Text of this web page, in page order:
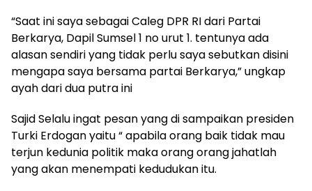
“Saat ini saya sebagai Caleg DPR RI dari Partai
Berkarya, Dapil Sumsel 1 no urut 1. tentunya ada
alasan sendiri yang tidak perlu saya sebutkan disini
mengapa saya bersama partai Berkarya,” ungkap
ayah dari dua putra ini
Sajid Selalu ingat pesan yang di sampaikan presiden
Turki Erdogan yaitu “ apabila orang baik tidak mau
terjun kedunia politik maka orang orang jahatlah
yang akan menempati kedudukan itu.